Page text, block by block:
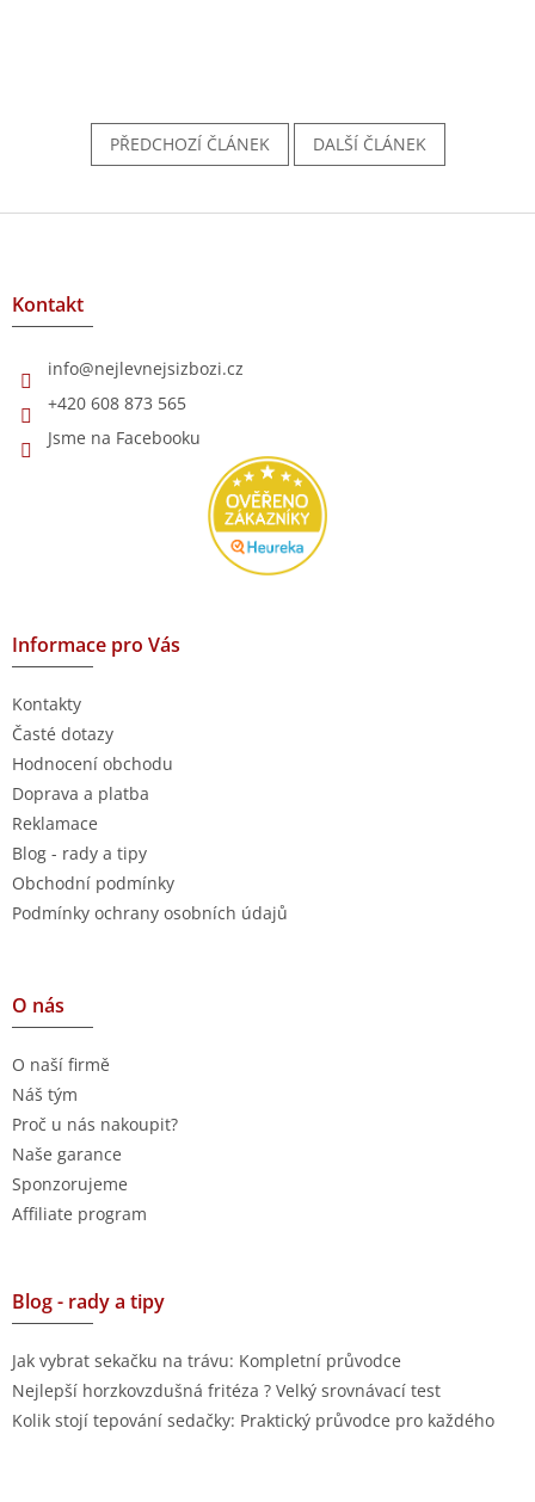
PŘEDCHOZÍ ČLÁNEK DALŠÍ ČLÁNEK
Z
Kontakt
info@nejlevnejsizbozi.cz
+420 608 873 565
Jsme na Facebooku
Informace pro Vás
Kontakty
Časté dotazy
Hodnocení obchodu
Doprava a platba
Reklamace
Blog - rady a tipy
Obchodní podmínky
Podmínky ochrany osobních údajů
O nás
O naší firmě
Náš tým
Proč u nás nakoupit?
Naše garance
Sponzorujeme
Affiliate program
Blog - rady a tipy
Jak vybrat sekačku na trávu: Kompletní průvodce
Nejlepší horzkovzdušná fritéza ? Velký srovnávací test
Kolik stojí tepování sedačky: Praktický průvodce pro každého